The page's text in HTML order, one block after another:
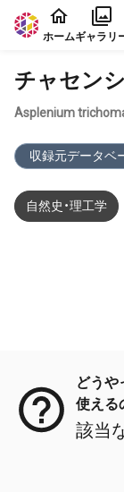
本文に飛ぶ
ホームギャラリ
チャセン
Asplenium
収録元データベ
自然史・理工学
どうや
使える
該当